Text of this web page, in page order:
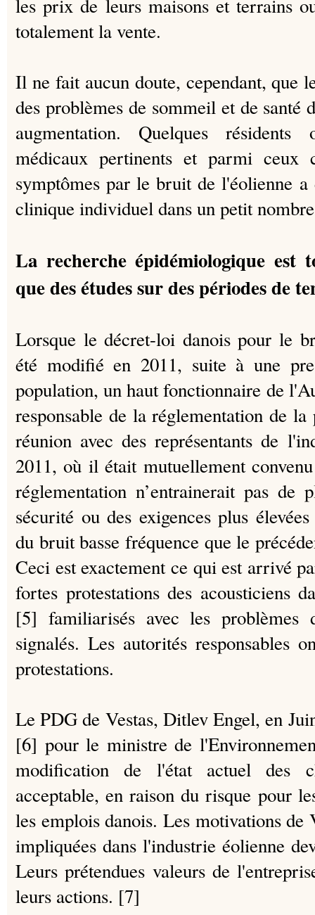
les prix de leurs maisons et terrains
totalement la vente.
Il ne fait aucun doute, cependant, que
des problèmes de sommeil et de santé
augmentation. Quelques
médicaux pertinents et parmi
symptômes par le bruit de l'éolienne
clinique individuel dans un petit
La recherche épidémiologique est
que des études sur des périodes de
Lorsque le décret-loi danois pour le
été modifié en 2011, suite à une
population, un haut fonctionnaire de
responsable de la réglementation de
réunion avec des représentants de
2011, où il était mutuellement
réglementation n’entrainerait pas de
sécurité ou des exigences plus
du bruit basse fréquence que le
Ceci est exactement ce qui est arrivé
fortes protestations des acousticiens
[5] familiarisés avec les problèmes
signalés.Les autorités responsables
protestations.
Le PDG de Vestas, Ditlev Engel, en
[6] pour le ministre de
modification de l'état actuel des
acceptable, en raison du risque pour
les emplois danois. Les motivations de
impliquées dans l'industrie éolienne
Leurs prétendues valeurs de
leurs actions. [7]